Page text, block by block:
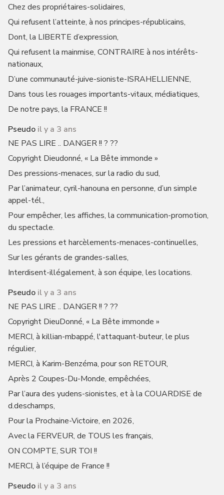
Chez des propriétaires-solidaires,
Qui refusent l’atteinte, à nos principes-républicains,
Dont, la LIBERTE d’expression,
Qui refusent la mainmise, CONTRAIRE à nos intérêts-
nationaux,
D’une communauté-juive-sioniste-ISRAHELLIENNE,
Dans tous les rouages importants-vitaux, médiatiques,
De notre pays, la FRANCE !!
Pseudo il y a 3 ans
NE PAS LIRE .. DANGER !! ? ??
Copyright Dieudonné, « La Bête immonde »
Des pressions-menaces, sur la radio du sud,
Par l’animateur, cyril-hanouna en personne, d’un simple
appel-tél.,
Pour empêcher, les affiches, la communication-promotion,
du spectacle.
Les pressions et harcèlements-menaces-continuelles,
Sur les gérants de grandes-salles,
Interdisent-illégalement, à son équipe, les locations.
Pseudo il y a 3 ans
NE PAS LIRE .. DANGER !! ? ??
Copyright DieuDonné, « La Bête immonde »
MERCI, à killian-mbappé, l'attaquant-buteur, le plus
régulier,
MERCI, à Karim-Benzéma, pour son RETOUR,
Après 2 Coupes-Du-Monde, empêchées,
Par l’aura des yudens-sionistes, et à la COUARDISE de
d.deschamps,
Pour la Prochaine-Victoire, en 2026,
Avec la FERVEUR, de TOUS les français,
ON COMPTE, SUR TOI !!
MERCI, à l’équipe de France !!
Pseudo il y a 3 ans